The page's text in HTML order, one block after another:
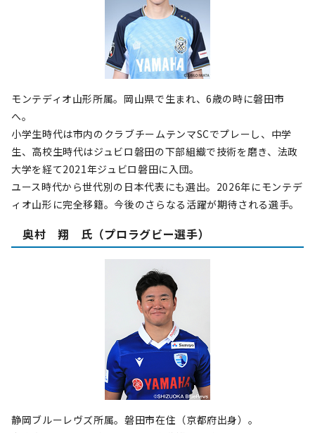
モンテディオ山形所属。岡山県で生まれ、6歳の時に磐田市
へ。
小学生時代は市内のクラブチームテンマSCでプレーし、中学
生、高校生時代はジュビロ磐田の下部組織で技術を磨き、法政
大学を経て2021年ジュビロ磐田に入団。
ユース時代から世代別の日本代表にも選出。2026年にモンテデ
ィオ山形に完全移籍。今後のさらなる活躍が期待される選手。
奥村 翔 氏（プロラグビー選手）
静岡ブルーレヴズ所属。磐田市在住（京都府出身）。